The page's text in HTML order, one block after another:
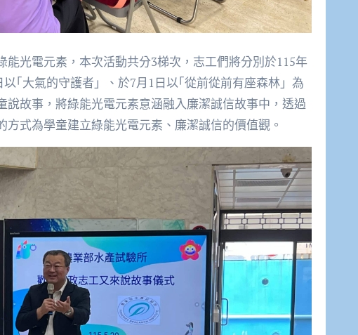
光電元素，本次活動共分3梯次，志工們將分別於115年
｢大氣的守護者」、於7月1日以｢從前從前有座森林」為
故事，將綠能光電元素意涵融入廉潔誠信故事中，透過
式為學童建立綠能光電元素、廉潔誠信的價值觀。